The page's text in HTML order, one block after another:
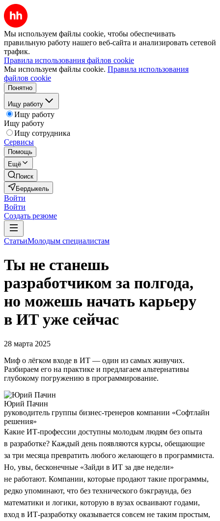
Мы используем файлы cookie, чтобы обеспечивать
правильную работу нашего веб-сайта и анализировать сетевой
трафик.
Правила использования файлов cookie
Мы используем файлы cookie. Правила использования
файлов cookie
Понятно
Ищу работу
Ищу работу
Ищу работу
Ищу сотрудника
Сервисы
Помощь
Ещё
Поиск
Бердыкель
Войти
Войти
Создать резюме
СтатьиМолодым специалистам
Ты не станешь
разработчиком за полгода,
но можешь начать карьеру
в ИТ уже сейчас
28 марта 2025
Миф о лёгком входе в ИТ — один из самых живучих.
Разбираем его на практике и предлагаем альтернативы
глубокому погружению в программирование.
Юрий Пачин
руководитель группы бизнес-тренеров компании «Софтлайн
решения»
Какие ИТ-профессии доступны молодым людям без опыта
в разработке? Каждый день появляются курсы, обещающие
за три месяца превратить любого желающего в программиста.
Но, увы, бесконечные «Зайди в ИТ за две недели»
не работают. Компании, которые продают такие программы,
редко упоминают, что без технического бэкграунда, без
математики и логики, которую в вузах осваивают годами,
вход в ИТ-разработку оказывается совсем не таким простым,